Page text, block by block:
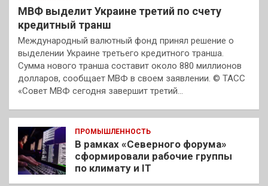
МВФ выделит Украине третий по счету
кредитный транш
Международный валютный фонд принял решение о
выделении Украине третьего кредитного транша.
Сумма нового транша составит около 880 миллионов
долларов, сообщает МВФ в своем заявлении. © ТАСС
«Совет МВФ сегодня завершит третий…
ПРОМЫШЛЕННОСТЬ
В рамках «Северного форума»
сформировали рабочие группы
по климату и IT